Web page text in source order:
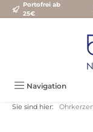
Zum Hauptinhalt
Portofrei ab
25€
Navigation
Sie sind hier: